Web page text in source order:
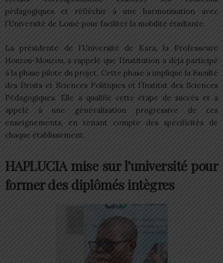
pédagogiques et réfléchir à une harmonisation avec
l’Université de Lomé pour faciliter la mobilité étudiante.
La présidente de l’Université de Kara, la Professeure
Houzou-Mouzou, a rappelé que l’institution a déjà participé
à la phase pilote du projet. Cette phase a impliqué la Faculté
des Droits et Sciences Politiques et l’Institut des Sciences
Pédagogiques. Elle a qualifié cette étape de succès et a
appelé à une généralisation progressive de ces
enseignements, en tenant compte des spécificités de
chaque établissement.
HAPLUCIA mise sur l’université pour
former des diplômés intègres